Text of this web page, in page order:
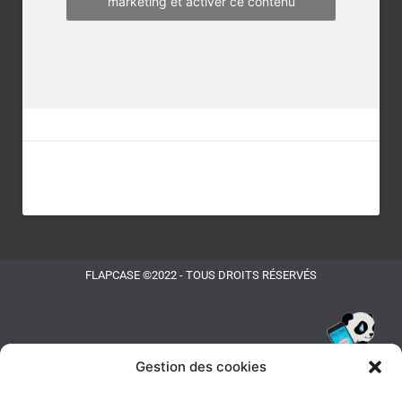
Gestion des cookies
FLAPCASE ©2022 - TOUS DROITS RÉSERVÉS